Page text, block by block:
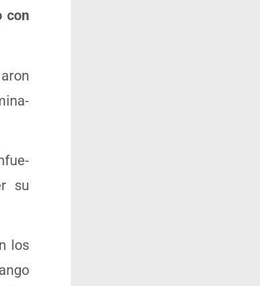
con
su
los